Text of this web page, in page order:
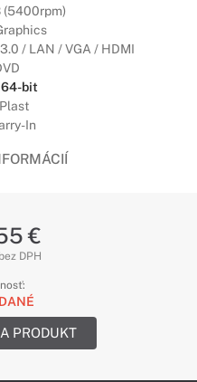
(5400rpm)
/ LAN / VGA / HDMI
64-bit
In
€
DPH
PRODUKT